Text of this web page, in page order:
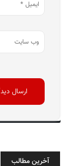
آخرین مطالب